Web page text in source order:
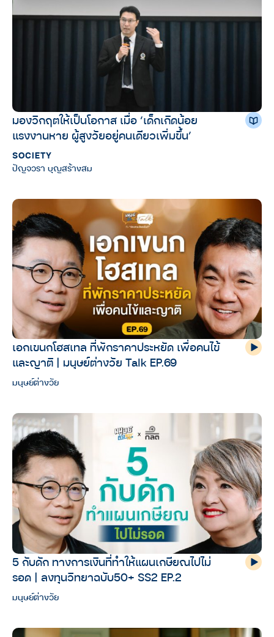
มองวิกฤตให้เป็นโอกาส เมื่อ ‘เด็กเกิดน้อย
แรงงานหาย ผู้สูงวัยอยู่คนเดียวเพิ่มขึ้น’
SOCIETY
ปัญจวรา บุญสร้างสม
เอกเขนกโฮสเทล ที่พักราคาประหยัด เพื่อคนไข้
และญาติ | มนุษย์ต่างวัย Talk EP.69
มนุษย์ต่างวัย
5 กับดัก ทางการเงินที่ทำให้แผนเกษียณไปไม่
รอด | ลงทุนวิทยาฉบับ50+ SS2 EP.2
มนุษย์ต่างวัย